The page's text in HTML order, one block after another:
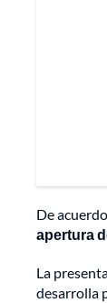
De
apertura
La
desarrolla